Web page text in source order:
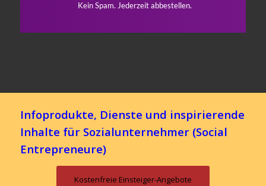
Infoprodukte, Dienste und inspirierende
Inhalte für Sozialunternehmer (Social
Entrepreneure)
Kostenfreie Einsteiger-Angebote